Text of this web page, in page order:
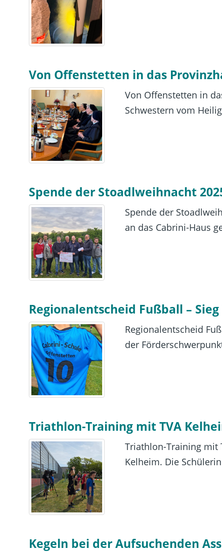
Von Offenstetten in das
Von Offenstetten in
Schwestern vom
Spende der Stoadlweihnacht
Spende der
an das Cabrini-Haus
Regionalentscheid Fußball –
Regionalentscheid
der
Triathlon-Training mit TVA
Triathlon-Training mit
Kelheim. Die
Kegeln bei der Aufsuchenden